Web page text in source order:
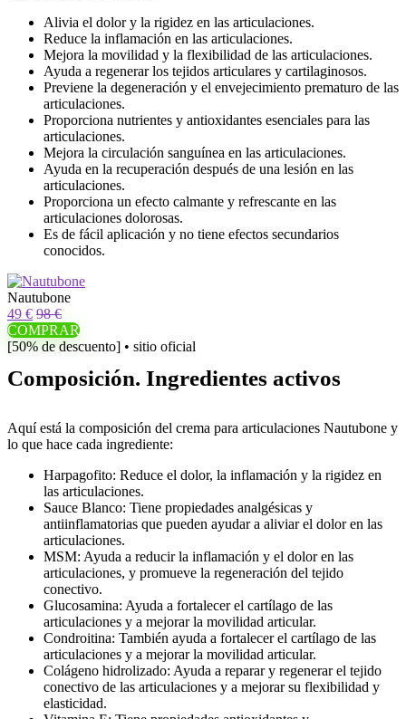
Alivia el dolor y la rigidez en las articulaciones.
Reduce la inflamación en las articulaciones.
Mejora la movilidad y la flexibilidad de las articulaciones.
Ayuda a regenerar los tejidos articulares y cartilaginosos.
Previene la degeneración y el envejecimiento prematuro de las
articulaciones.
Proporciona nutrientes y antioxidantes esenciales para las
articulaciones.
Mejora la circulación sanguínea en las articulaciones.
Ayuda en la recuperación después de una lesión en las
articulaciones.
Proporciona un efecto calmante y refrescante en las
articulaciones dolorosas.
Es de fácil aplicación y no tiene efectos secundarios
conocidos.
Nautubone
49 € 98 €
COMPRAR
[50% de descuento] • sitio oficial
Composición. Ingredientes activos
Aquí está la composición del crema para articulaciones Nautubone y
lo que hace cada ingrediente:
Harpagofito: Reduce el dolor, la inflamación y la rigidez en
las articulaciones.
Sauce Blanco: Tiene propiedades analgésicas y
antiinflamatorias que pueden ayudar a aliviar el dolor en las
articulaciones.
MSM: Ayuda a reducir la inflamación y el dolor en las
articulaciones, y promueve la regeneración del tejido
conectivo.
Glucosamina: Ayuda a fortalecer el cartílago de las
articulaciones y a mejorar la movilidad articular.
Condroitina: También ayuda a fortalecer el cartílago de las
articulaciones y a mejorar la movilidad articular.
Colágeno hidrolizado: Ayuda a reparar y regenerar el tejido
conectivo de las articulaciones y a mejorar su flexibilidad y
elasticidad.